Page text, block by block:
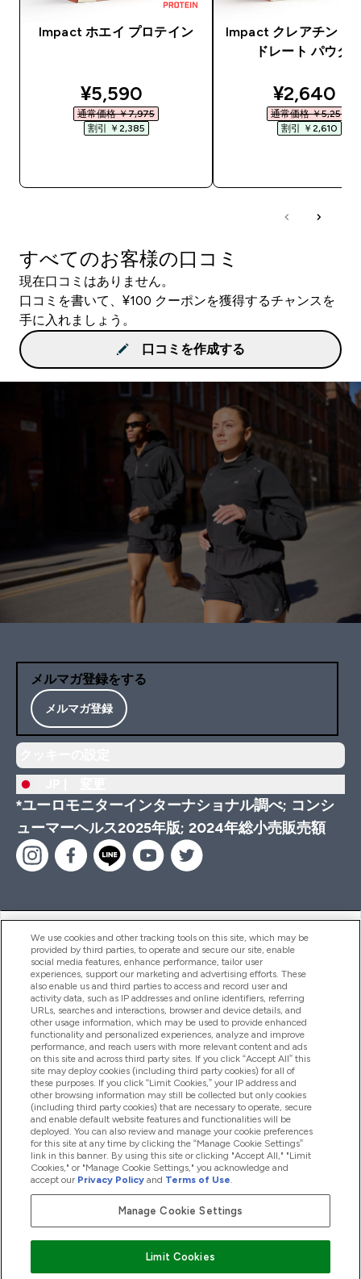
Impact ホエイ プロテイン
discounted price
¥5,590‎
通常価格 ￥7,975‎
割引 ￥2,385‎
Impact クレアチン モ
ドレート パウダ
¥2,640‎
通常価格 ￥5,250‎
割引 ￥2,610‎
すべてのお客様の口コミ
現在口コミはありません。
口コミを書いて、¥100 クーポンを獲得するチャンスを
手に入れましょう。
口コミを作成する
メルマガ登録をする
メルマガ登録
*ユーロモニターインターナショナル調べ; コンシ
ューマーヘルス2025年版; 2024年総小売販売額
ヘルプ＆ガイド
商品について
会社概要
特典＆ポイント
2026 The Hut.com Ltd
Pay with
We use cookies and other tracking tools on this site, which may be
provided by third parties, to operate and secure our site, enable
social media features, enhance performance, tailor user
experiences, support our marketing and advertising efforts. These
also enable us and third parties to access and record user and
activity data, such as IP addresses and online identifiers, referring
URLs, searches and interactions, browser and device details, and
other usage information, which may be used to provide enhanced
functionality and personalized experiences, analyze and improve
performance, and reach users with more relevant content and ads
on this site and across third party sites. If you click “Accept All” this
site may deploy cookies (including third party cookies) for all of
these purposes. If you click “Limit Cookies,” your IP address and
other browsing information may still be collected but only cookies
(including third party cookies) that are necessary to operate, secure
and enable default website features and functionalities will be
deployed. You can also review and manage your cookie preferences
for this site at any time by clicking the “Manage Cookie Settings”
link in this banner. By using this site or clicking "Accept All," "Limit
Cookies," or "Manage Cookie Settings," you acknowledge and
accept our Privacy Policy and Terms of Use.
Manage Cookie Settings
Limit Cookies